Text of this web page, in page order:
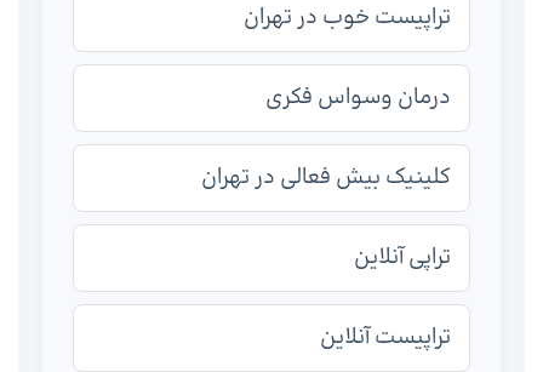
تراپیست خوب در تهران
درمان وسواس فکری
کلینیک بیش فعالی در تهران
تراپی آنلاین
تراپیست آنلاین